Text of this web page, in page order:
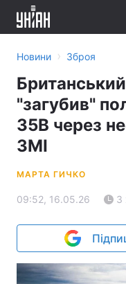
Новини › Зброя
"загубив"
35B через
ЗМІ
МАРТА ГИЧКО
09:52, 16.05.26 3